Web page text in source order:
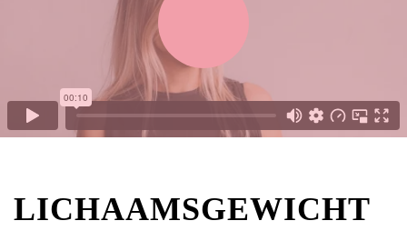
LICHAAMSGEWICHT